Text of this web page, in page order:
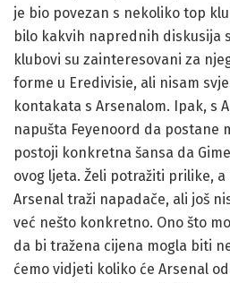
je bio povezan s nekoliko top
bilo kakvih naprednih diskusija
klubovi su zainteresovani za
forme u Eredivisie, ali nisam
kontakata s Arsenalom. Ipak, s
napušta Feyenoord da postane
postoji konkretna šansa da
ovog ljeta. Želi potražiti prilike,
Arsenal traži napadače, ali još
već nešto konkretno. Ono što
da bi tražena cijena mogla biti
ćemo vidjeti koliko će Arsenal